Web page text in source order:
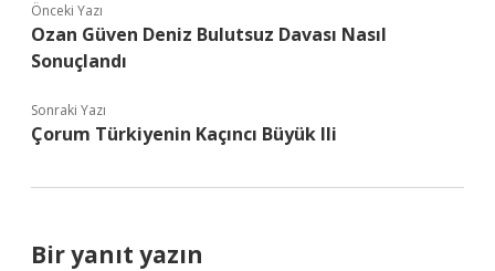
Önceki Yazı
Ozan Güven Deniz Bulutsuz Davası Nasıl
Sonuçlandı
Sonraki Yazı
Çorum Türkiyenin Kaçıncı Büyük Ili
Bir yanıt yazın